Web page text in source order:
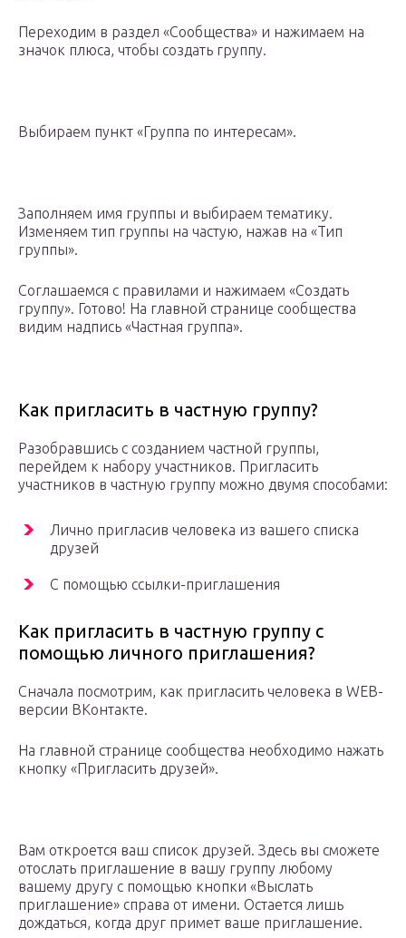
Переходим в раздел «Сообщества» и нажимаем на
значок плюса, чтобы создать группу.
Выбираем пункт «Группа по интересам».
Заполняем имя группы и выбираем тематику.
Изменяем тип группы на частую, нажав на «Тип
группы».
Соглашаемся с правилами и нажимаем «Создать
группу». Готово! На главной странице сообщества
видим надпись «Частная группа».
Как пригласить в частную группу?
Разобравшись с созданием частной группы,
перейдем к набору участников. Пригласить
участников в частную группу можно двумя способами:
Лично пригласив человека из вашего списка
друзей
С помощью ссылки-приглашения
Как пригласить в частную группу с
помощью личного приглашения?
Сначала посмотрим, как пригласить человека в WEB-
версии ВКонтакте.
На главной странице сообщества необходимо нажать
кнопку «Пригласить друзей».
Вам откроется ваш список друзей. Здесь вы сможете
отослать приглашение в вашу группу любому
вашему другу с помощью кнопки «Выслать
приглашение» справа от имени. Остается лишь
дождаться, когда друг примет ваше приглашение.